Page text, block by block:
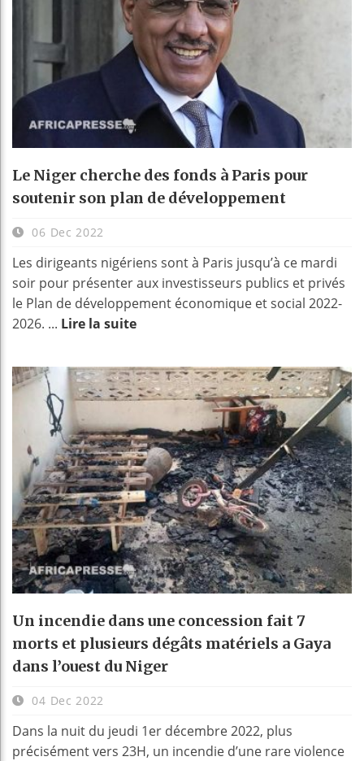
Le Niger cherche des fonds à Paris pour
soutenir son plan de développement
06 Dec 2022
Les dirigeants nigériens sont à Paris jusqu’à ce mardi
soir pour présenter aux investisseurs publics et privés
le Plan de développement économique et social 2022-
2026. ... Lire la suite
Un incendie dans une concession fait 7
morts et plusieurs dégâts matériels a Gaya
dans l’ouest du Niger
04 Dec 2022
Dans la nuit du jeudi 1er décembre 2022, plus
précisément vers 23H, un incendie d’une rare violence